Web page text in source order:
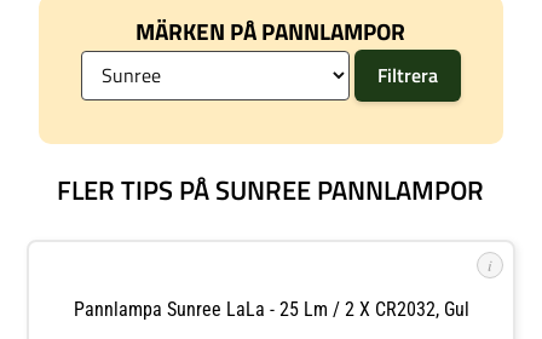
MÄRKEN PÅ PANNLAMPOR
FLER TIPS PÅ SUNREE PANNLAMPOR
i
Pannlampa Sunree LaLa - 25 Lm / 2 X CR2032, Gul